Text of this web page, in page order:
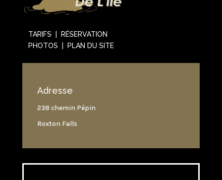
TARIFS | RÉSERVATION
PHOTOS | PLAN DU SITE
Adresse
238 chemin Pépin
Roxton Falls